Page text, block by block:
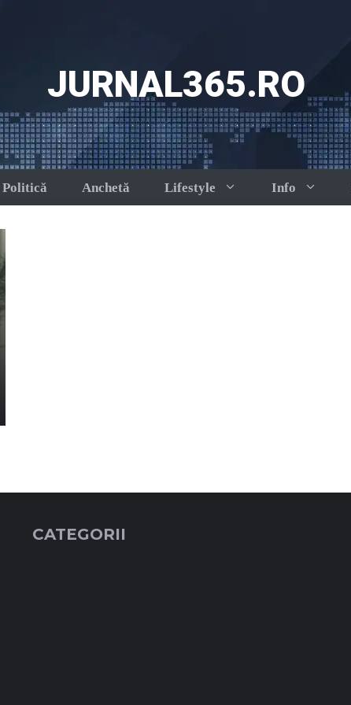
JURNAL365.RO
Politică Anchetă Lifestyle Info
CATEGORII